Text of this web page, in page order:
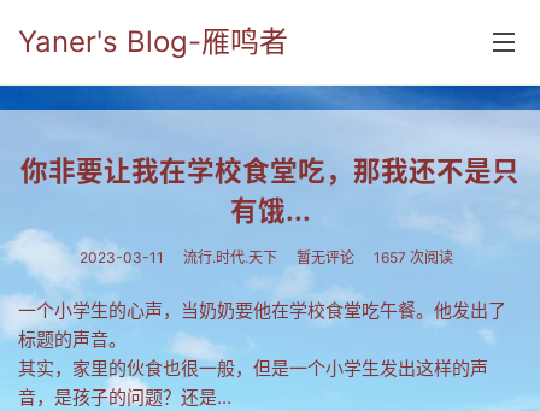
Yaner's Blog-雁鸣者
分类
毕业留言册
五笔难啊
你非要让我在学校食堂吃，那我还不是只
有饿...
2023-03-11 流行.时代.天下 暂无评论 1657 次阅读
一个小学生的心声，当奶奶要他在学校食堂吃午餐。他发出了
标题的声音。
其实，家里的伙食也很一般，但是一个小学生发出这样的声
音，是孩子的问题？还是...